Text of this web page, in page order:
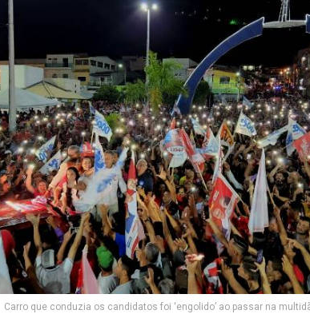
Carro que conduzia os candidatos foi ‘engolido’ ao passar na